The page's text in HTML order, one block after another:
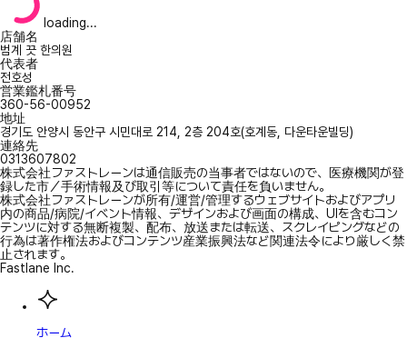
loading...
店舗名
범계 끗 한의원
代表者
전호성
営業鑑札番号
360-56-00952
地址
경기도 안양시 동안구 시민대로 214, 2층 204호(호계동, 다운타운빌딩)
連絡先
0313607802
株式会社ファストレーンは通信販売の当事者ではないので、医療機関が登
録した市／手術情報及び取引等について責任を負いません。
株式会社ファストレーンが所有/運営/管理するウェブサイトおよびアプリ
内の商品/病院/イベント情報、デザインおよび画面の構成、UIを含むコン
テンツに対する無断複製、配布、放送または転送、スクレイピングなどの
行為は著作権法およびコンテンツ産業振興法など関連法令により厳しく禁
止されます。
Fastlane Inc.
ホーム